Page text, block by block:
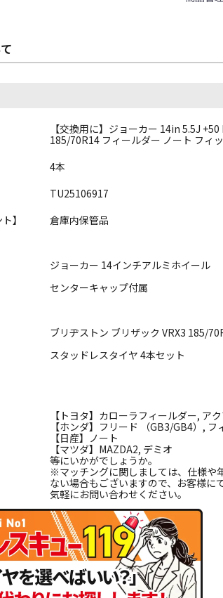
【交換用に】ジョーカー 14in 5.5J
185/70R14 フィールダー ノート フィ
4本
TU25106917
】
倉庫内保管品
ジョーカー 14インチアルミホイール
センターキャップ付属
ブリヂストン ブリザック VRX3 185/
スタッドレスタイヤ 4本セット
【トヨタ】カローラフィールダー, ア
【ホンダ】フリード （GB3/GB4）, フ
【日産】ノート
【マツダ】MAZDA2, デミオ
等にいかがでしょうか。
※マッチングに関しましては、仕様や
ない場合もございますので、お客様
気軽にお問い合わせください。